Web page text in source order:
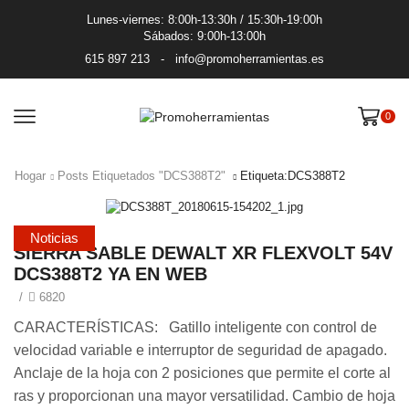
Lunes-viernes: 8:00h-13:30h / 15:30h-19:00h
Sábados: 9:00h-13:00h
615 897 213 - info@promoherramientas.es
0
Hogar Posts Etiquetados "DCS388T2" Etiqueta:DCS388T2
Noticias
SIERRA SABLE DEWALT XR FLEXVOLT 54V
DCS388T2 YA EN WEB
/ 6820
CARACTERÍSTICAS: Gatillo inteligente con control de
velocidad variable e interruptor de seguridad de apagado.
Anclaje de la hoja con 2 posiciones que permite el corte al
ras y proporcionan una mayor versatilidad. Cambio de hoja